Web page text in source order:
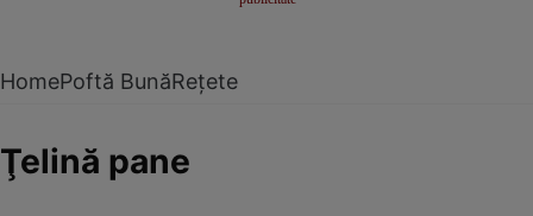
HomePoftă BunăRețete
Ţelină pane